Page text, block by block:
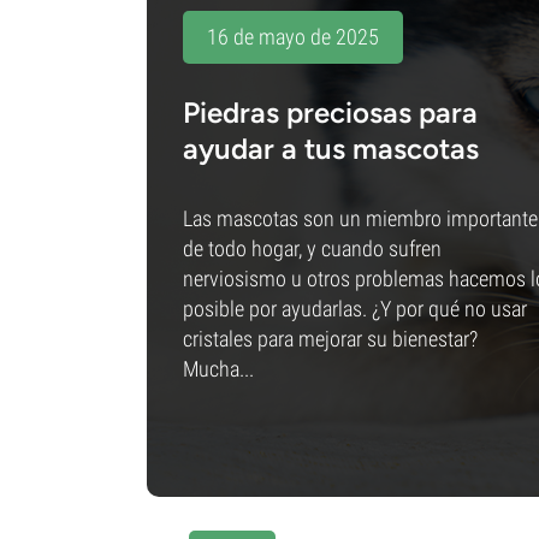
16 de mayo de 2025
Piedras preciosas para
ayudar a tus mascotas
Las mascotas son un miembro importante
de todo hogar, y cuando sufren
nerviosismo u otros problemas hacemos
posible por ayudarlas. ¿Y por qué no usar
cristales para mejorar su bienestar?
Mucha...